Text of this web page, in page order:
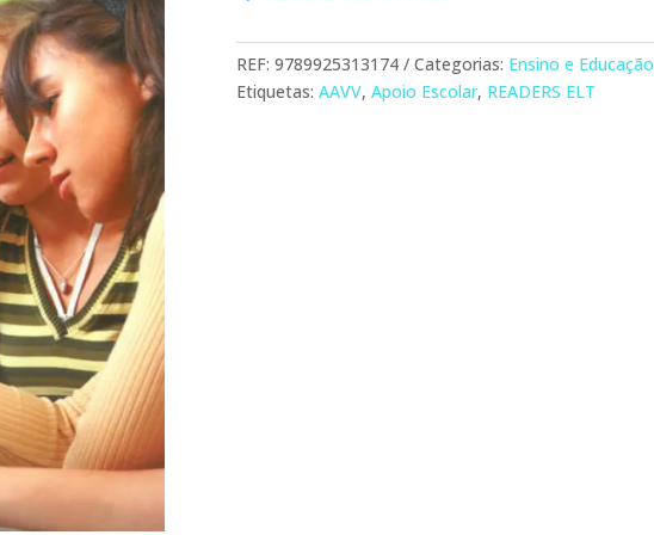
Game
REF: 9789925313174 Categorias: Ensino e Educação
Etiquetas: AAVV, Apoio Escolar, READERS ELT